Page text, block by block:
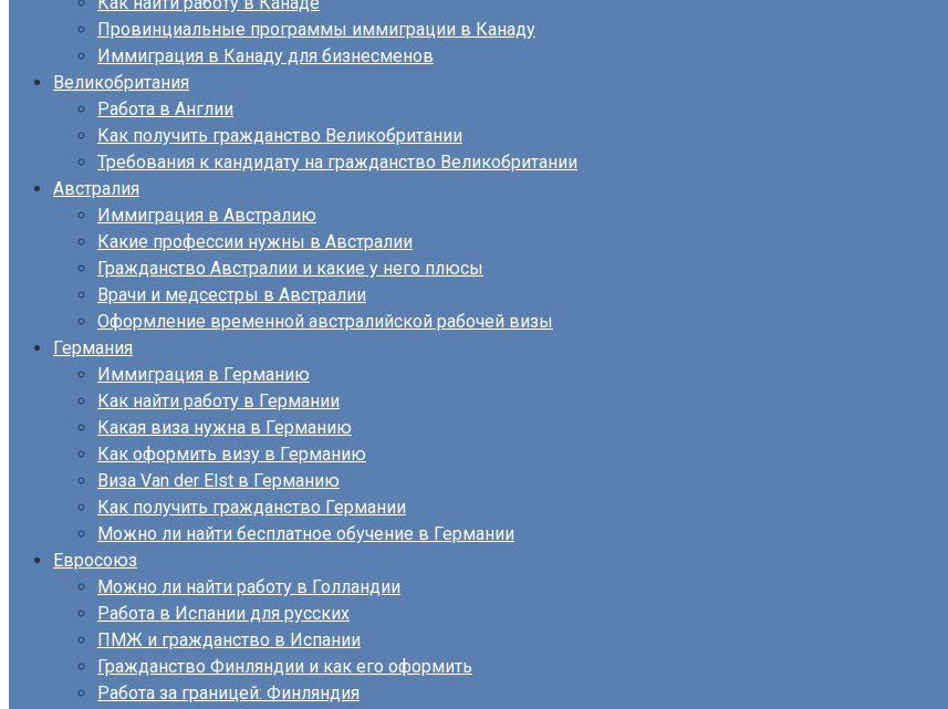
Провинциальные программы иммиграции в Канаду
Иммиграция в Канаду для бизнесменов
Великобритания
Работа в Англии
Как получить гражданство Великобритании
Требования к кандидату на гражданство Великобритании
Австралия
Иммиграция в Австралию
Какие профессии нужны в Австралии
Гражданство Австралии и какие у него плюсы
Врачи и медсестры в Австралии
Оформление временной австралийской рабочей визы
Германия
Иммиграция в Германию
Как найти работу в Германии
Какая виза нужна в Германию
Как оформить визу в Германию
Виза Van der Elst в Германию
Как получить гражданство Германии
Можно ли найти бесплатное обучение в Германии
Евросоюз
Можно ли найти работу в Голландии
Работа в Испании для русских
ПМЖ и гражданство в Испании
Гражданство Финляндии и как его оформить
Работа за границей: Финляндия